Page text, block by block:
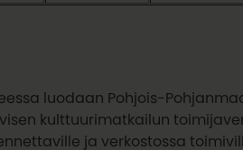
luodaan Pohjois-
kulttuurimatkailun
ja verkostossa